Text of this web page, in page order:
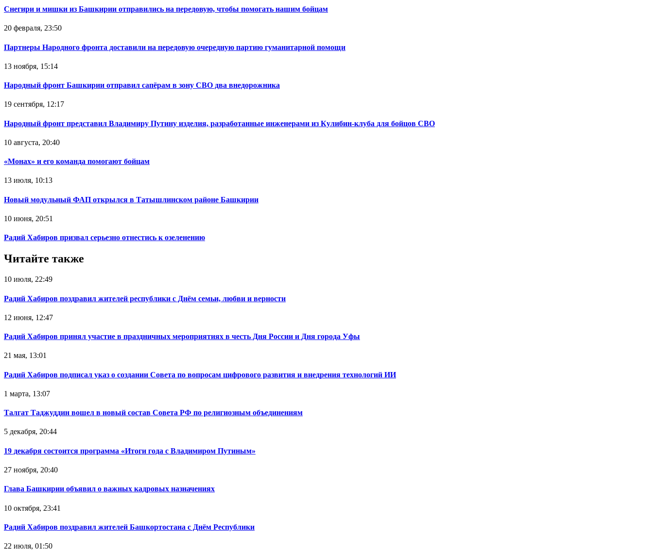
Снегири и мишки из Башкирии отправились на передовую, чтобы помогать нашим бойцам
20 февраля, 23:50
Партнеры Народного фронта доставили на передовую очередную партию гуманитарной помощи
13 ноября, 15:14
Народный фронт Башкирии отправил сапёрам в зону СВО два внедорожника
19 сентября, 12:17
Народный фронт представил Владимиру Путину изделия, разработанные инженерами из Кулибин-клуба для бойцов СВО
10 августа, 20:40
«Монах» и его команда помогают бойцам
13 июля, 10:13
Новый модульный ФАП открылся в Татышлинском районе Башкирии
10 июня, 20:51
Радий Хабиров призвал серьезно отнестись к озеленению
Читайте также
10 июля, 22:49
Радий Хабиров поздравил жителей республики с Днём семьи, любви и верности
12 июня, 12:47
Радий Хабиров принял участие в праздничных мероприятиях в честь Дня России и Дня города Уфы
21 мая, 13:01
Радий Хабиров подписал указ о создании Совета по вопросам цифрового развития и внедрения технологий ИИ
1 марта, 13:07
Талгат Таджуддин вошел в новый состав Совета РФ по религиозным объединениям
5 декабря, 20:44
19 декабря состоится программа «Итоги года с Владимиром Путиным»
27 ноября, 20:40
Глава Башкирии объявил о важных кадровых назначениях
10 октября, 23:41
Радий Хабиров поздравил жителей Башкортостана с Днём Республики
22 июля, 01:50